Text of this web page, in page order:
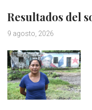
Resultados del
9 agosto, 2026